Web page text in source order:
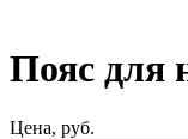
Пояс для
Цена, руб.